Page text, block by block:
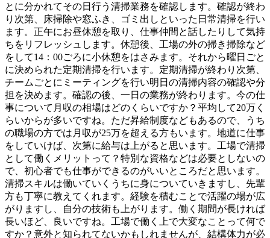
とに分かれてその日行う清掃業務を確認します。確認が終わ
り次第、床掃除や窓ふき、ゴミ出しといった日常清掃を行い
ます。正午にお昼休憩を取り、仕事仲間と話したりして気持
ちをリフレッシュします。休憩後、工場の外の掃き掃除など
をして14：00ごろに小休憩をはさみます。それから曜日ごと
に決められた定期清掃を行います。定期清掃が終わり次第、
チームごとにミーティングを行い明日の清掃内容の確認や分
担を決めます。確認の後、一日の業務が終わります。今の仕
事について月収の相場はどのくらいですか？平均して20万く
らいからが多いですね。ただ昇給制度などもあるので、うち
の職場の方では月収が25万を超える方もいます。地道に仕事
をしていけば、次第に給与は上がると思います。工場で清掃
として働くメリットって？特別な資格などは必要としないの
で、初心者でも仕事ができるのがいいところだと思います。
清掃スキルは働いていくうちに身についていきますし、先輩
方も丁寧に教えてくれます。経験を積むことで活躍の場が広
がりますし、自分の技術も上がります。働く期間が長ければ
長いほど、良いですね。工場で働く上で大変なことって何で
すか？意外と知られてないかもしれませんが、結構体力が必